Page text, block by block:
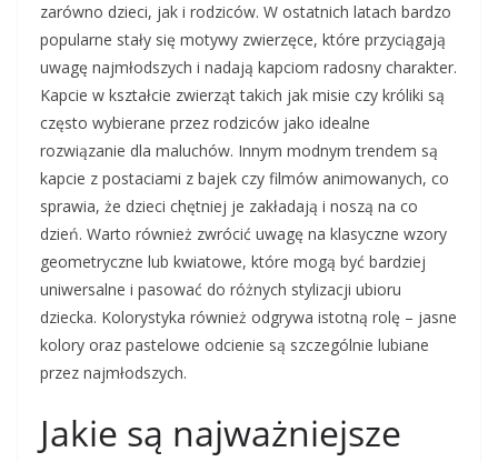
zarówno dzieci, jak i rodziców. W ostatnich latach bardzo
popularne stały się motywy zwierzęce, które przyciągają
uwagę najmłodszych i nadają kapciom radosny charakter.
Kapcie w kształcie zwierząt takich jak misie czy króliki są
często wybierane przez rodziców jako idealne
rozwiązanie dla maluchów. Innym modnym trendem są
kapcie z postaciami z bajek czy filmów animowanych, co
sprawia, że dzieci chętniej je zakładają i noszą na co
dzień. Warto również zwrócić uwagę na klasyczne wzory
geometryczne lub kwiatowe, które mogą być bardziej
uniwersalne i pasować do różnych stylizacji ubioru
dziecka. Kolorystyka również odgrywa istotną rolę – jasne
kolory oraz pastelowe odcienie są szczególnie lubiane
przez najmłodszych.
Jakie są najważniejsze